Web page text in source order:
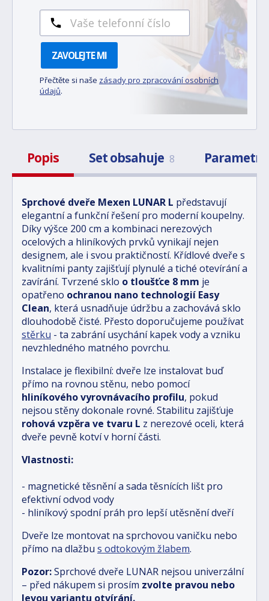
ZAVOLEJTE MI
Přečtěte si naše zásady pro zpracování osobních
údajů.
Popis Set obsahuje 8 Parametry
Sprchové dveře Mexen LUNAR L představují
elegantní a funkční řešení pro moderní koupelny.
Díky výšce 200 cm a kombinaci nerezových
ocelových a hliníkových prvků vynikají nejen
designem, ale i svou praktičností. Křídlové dveře s
kvalitními panty zajišťují plynulé a tiché otevírání a
zavírání. Tvrzené sklo o tloušťce 8 mm je
opatřeno ochranou nano technologií Easy
Clean, která usnadňuje údržbu a zachovává sklo
dlouhodobě čisté. Přesto doporučujeme používat
stěrku - ta zabrání usychání kapek vody a vzniku
nevzhledného matného povrchu.
Instalace je flexibilní: dveře lze instalovat buď
přímo na rovnou stěnu, nebo pomocí
hliníkového vyrovnávacího profilu, pokud
nejsou stěny dokonale rovné. Stabilitu zajišťuje
rohová vzpěra ve tvaru L z nerezové oceli, která
dveře pevně kotví v horní části.
Vlastnosti:
- magnetické těsnění a sada těsnících lišt pro
efektivní odvod vody
- hliníkový spodní práh pro lepší utěsnění dveří
Dveře lze montovat na sprchovou vaničku nebo
přímo na dlažbu s odtokovým žlabem.
Pozor:Sprchové dveře LUNAR nejsou univerzální
– před nákupem si prosím zvolte pravou nebo
levou variantu otvírání.